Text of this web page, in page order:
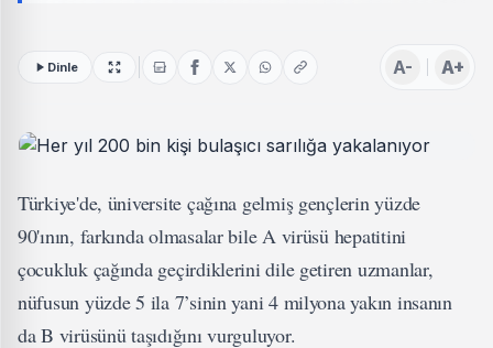
Dinle A- A+
Türkiye'de, üniversite çağına gelmiş gençlerin yüzde
90'ının, farkında olmasalar bile A virüsü hepatitini
çocukluk çağında geçirdiklerini dile getiren uzmanlar,
nüfusun yüzde 5 ila 7’sinin yani 4 milyona yakın insanın
da B virüsünü taşıdığını vurguluyor.